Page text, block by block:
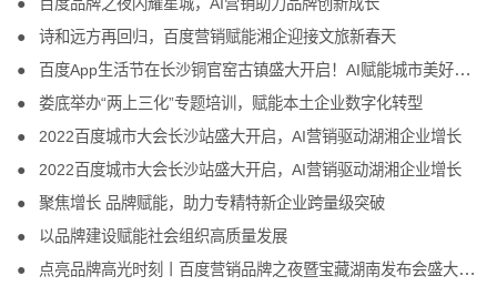
诗和远方再回归，百度营销赋能湘企迎接文旅新春天
百度App生活节在长沙铜官窑古镇盛大开启！AI赋能城市美好生活
娄底举办“两上三化”专题培训，赋能本土企业数字化转型
2022百度城市大会长沙站盛大开启，AI营销驱动湖湘企业增长
2022百度城市大会长沙站盛大开启，AI营销驱动湖湘企业增长
聚焦增长 品牌赋能，助力专精特新企业跨量级突破
以品牌建设赋能社会组织高质量发展
点亮品牌高光时刻丨百度营销品牌之夜暨宝藏湖南发布会盛大开启